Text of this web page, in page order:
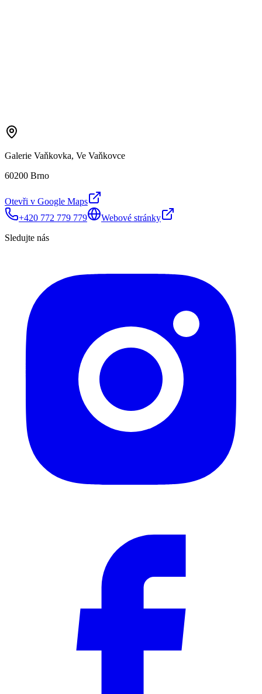
Galerie Vaňkovka, Ve Vaňkovce
60200 Brno
Otevři v Google Maps
+420 772 779 779
Webové stránky
Sledujte nás